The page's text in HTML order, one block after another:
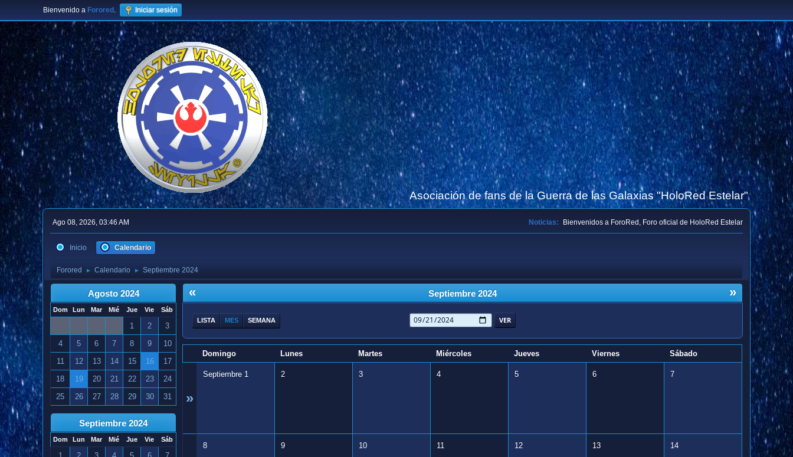
Bienvenido a Forored . Iniciar sesión
Asociación de fans de la Guerra de las Galaxias "HoloRed Estelar"
Ago 08, 2026, 03:46 AM Noticias: Bienvenidos a ForoRed, Foro oficial de HoloRed Estelar
Inicio Calendario
Forored ► Calendario ► Septiembre 2024
Agosto 2024
Dom Lun Mar Mié Jue Vie Sáb
1 2
3
4
5 6 7 8 9
10
11
12 13 14 15 16
17
18
19 20 21 22 23
24
25
26 27 28 29 30 31
Septiembre 2024
Dom Lun Mar Mié Jue Vie Sáb
« »
Septiembre 2024
LISTA MES SEMANA
Domingo Lunes Martes Miércoles Jueves Viernes Sábado
»
Septiembre 1 2 3 4 5 6 7
8 9 10 11 12 13 14